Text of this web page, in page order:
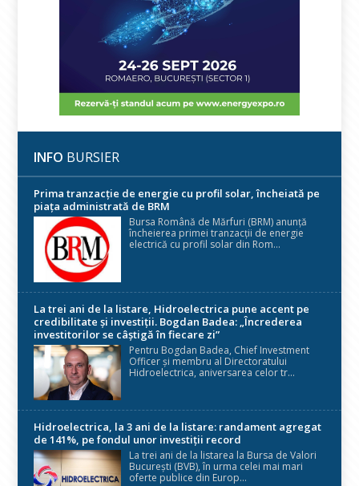
INFO BURSIER
Prima tranzacție de energie cu profil solar, încheiată pe
piața administrată de BRM
Bursa Română de Mărfuri (BRM) anunță
încheierea primei tranzacții de energie
electrică cu profil solar din Rom...
La trei ani de la listare, Hidroelectrica pune accent pe
credibilitate și investiții. Bogdan Badea: „Încrederea
investitorilor se câștigă în fiecare zi”
Pentru Bogdan Badea, Chief Investment
Officer și membru al Directoratului
Hidroelectrica, aniversarea celor tr...
Hidroelectrica, la 3 ani de la listare: randament agregat
de 141%, pe fondul unor investiții record
La trei ani de la listarea la Bursa de Valori
București (BVB), în urma celei mai mari
oferte publice din Europ...